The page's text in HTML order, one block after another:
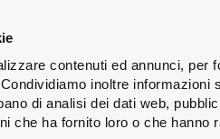
contenuti ed annunci, per
inoltre informazioni
di analisi dei dati web,
che ha fornito loro o che hanno
delle
bottiglie